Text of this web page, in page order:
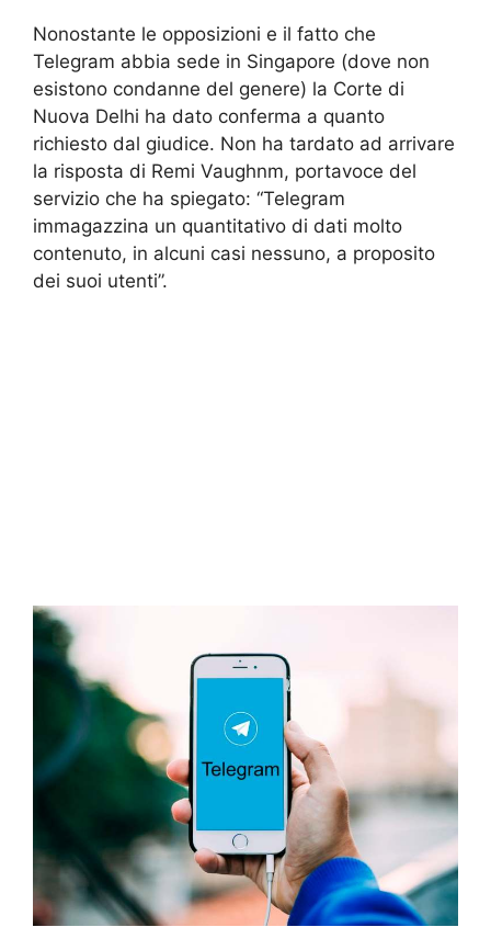
Nonostante le opposizioni e il fatto che
Telegram abbia sede in Singapore (dove non
esistono condanne del genere) la Corte di
Nuova Delhi ha dato conferma a quanto
richiesto dal giudice. Non ha tardato ad arrivare
la risposta di Remi Vaughnm, portavoce del
servizio che ha spiegato: “Telegram
immagazzina un quantitativo di dati molto
contenuto, in alcuni casi nessuno, a proposito
dei suoi utenti”.